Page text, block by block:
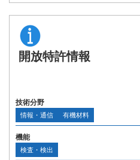
開放特許情報
技術分野
情報・通信 有機材料
機能
検査・検出